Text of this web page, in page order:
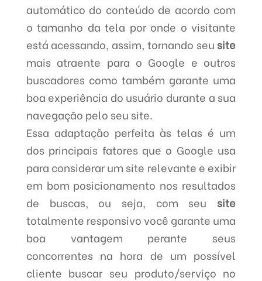
automático do conteúdo de acordo com
o tamanho da tela por onde o visitante
está acessando, assim, tornando seu site
mais atraente para o Google e outros
buscadores como também garante uma
boa experiência do usuário durante a sua
navegação pelo seu site.
Essa adaptação perfeita às telas é um
dos principais fatores que o Google usa
para considerar um site relevante e exibir
em bom posicionamento nos resultados
de buscas, ou seja, com seu site
totalmente responsivo você garante uma
boa vantagem perante seus
concorrentes na hora de um possível
cliente buscar seu produto/serviço no